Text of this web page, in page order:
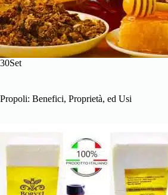
30Set
Propoli: Benefici, Proprietà, ed Usi